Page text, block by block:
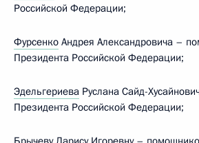
Российской Федерации;
Фурсенко Андрея Александровича –
Президента Российской Федерации;
Эдельгериева Руслана Сайд-
Президента Российской Федерации;